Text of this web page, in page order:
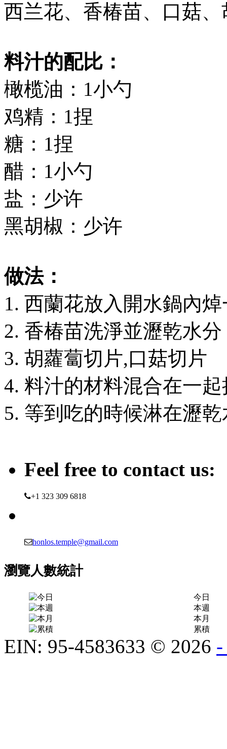
西兰花、香椿苗、口菇
料汁的配比：
橄榄油：1小勺
鸡精：1捏
糖：1捏
醋：1小勺
盐：少许
黑胡椒：少许
做法：
1. 西蘭花放入開水鍋內
2. 香椿苗洗淨並瀝乾水分
3. 胡蘿蔔切片,口菇切片
4. 料汁的材料混合在一
5. 等到吃的時候淋在瀝
Feel free to contact us:
+1 323 309 6818
honlos.temple@gmail.com
瀏覽人數統計
今日
本週
本月
累積
EIN: 95-4583633 © 2026